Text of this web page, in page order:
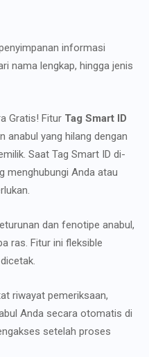
informasi
nama lengkap, hingga jenis
Gratis! Fitur Tag Smart ID
anabul yang hilang dengan
Saat Tag Smart ID di-
menghubungi Anda atau
dan fenotipe anabul,
ras. Fitur ini fleksible
riwayat pemeriksaan,
Anda secara otomatis di
setelah proses